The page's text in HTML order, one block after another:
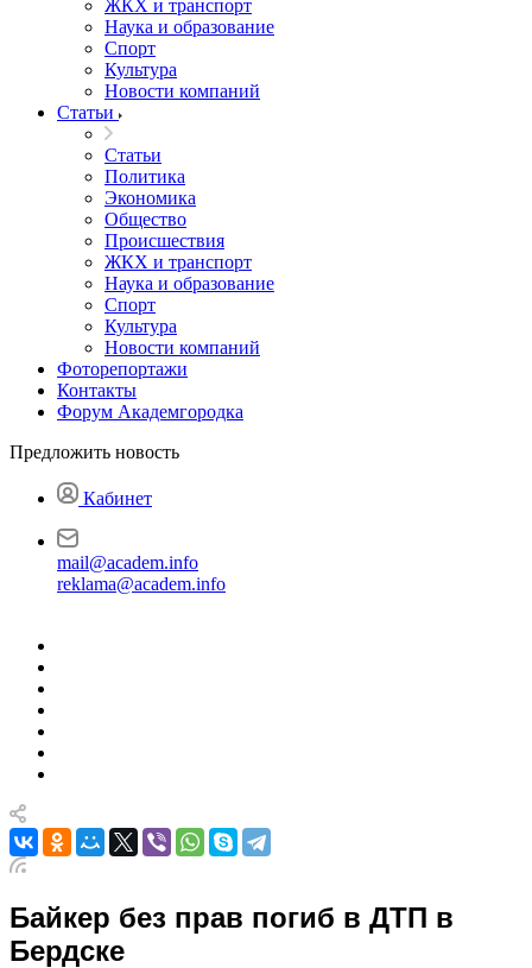
ЖКХ и транспорт
Наука и образование
Спорт
Культура
Новости компаний
Статьи
Статьи
Политика
Экономика
Общество
Происшествия
ЖКХ и транспорт
Наука и образование
Спорт
Культура
Новости компаний
Фоторепортажи
Контакты
Форум Академгородка
Предложить новость
Кабинет
mail@academ.info
reklama@academ.info
Байкер без прав погиб в ДТП в
Бердске